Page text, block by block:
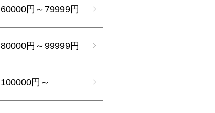
60000円～79999円
80000円～99999円
100000円～